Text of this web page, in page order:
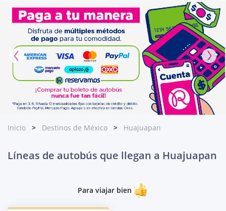
Inicio Destinos de México Huajuapan
Líneas de autobús que llegan a Huajuapan
Para viajar bien